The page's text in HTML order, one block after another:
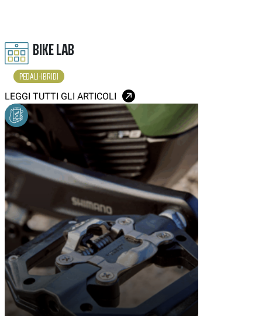
BIKE LAB
PEDALI-IBRIDI
LEGGI TUTTI GLI ARTICOLI